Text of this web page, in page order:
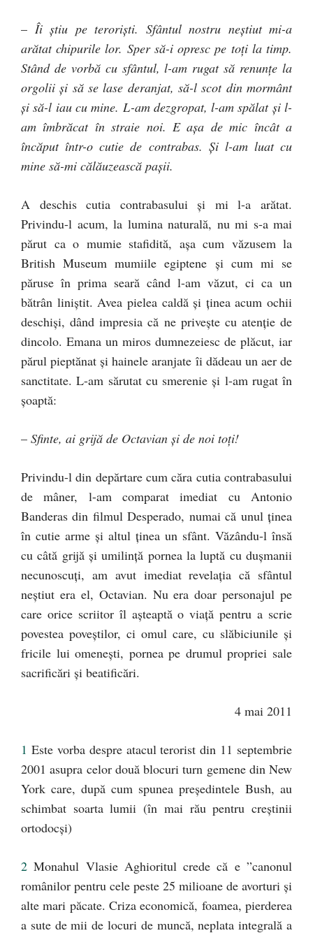
– Îi ştiu pe terorişti. Sfântul nostru neştiut mi-a
arătat chipurile lor. Sper să-i opresc pe toţi la timp.
Stând de vorbă cu sfântul, l-am rugat să renunţe la
orgolii şi să se lase deranjat, să-l scot din mormânt
şi să-l iau cu mine. L-am dezgropat, l-am spălat şi l-
am îmbrăcat în straie noi. E aşa de mic încât a
încăput într-o cutie de contrabas. Şi l-am luat cu
mine să-mi călăuzească paşii.
A deschis cutia contrabasului şi mi l-a arătat.
Privindu-l acum, la lumina naturală, nu mi s-a mai
părut ca o mumie stafidită, aşa cum văzusem la
British Museum mumiile egiptene şi cum mi se
păruse în prima seară când l-am văzut, ci ca un
bătrân liniştit. Avea pielea caldă şi ţinea acum ochii
deschişi, dând impresia că ne priveşte cu atenţie de
dincolo. Emana un miros dumnezeiesc de plăcut, iar
părul pieptănat şi hainele aranjate îi dădeau un aer de
sanctitate. L-am sărutat cu smerenie şi l-am rugat în
şoaptă:
– Sfinte, ai grijă de Octavian şi de noi toţi!
Privindu-l din depărtare cum căra cutia contrabasului
de mâner, l-am comparat imediat cu Antonio
Banderas din filmul Desperado, numai că unul ţinea
în cutie arme şi altul ţinea un sfânt. Văzându-l însă
cu câtă grijă şi umilinţă pornea la luptă cu duşmanii
necunoscuţi, am avut imediat revelaţia că sfântul
neştiut era el, Octavian. Nu era doar personajul pe
care orice scriitor îl aşteaptă o viaţă pentru a scrie
povestea poveştilor, ci omul care, cu slăbiciunile şi
fricile lui omeneşti, pornea pe drumul propriei sale
sacrificări şi beatificări.
4 mai 2011
1 Este vorba despre atacul terorist din 11 septembrie
2001 asupra celor două blocuri turn gemene din New
York care, după cum spunea preşedintele Bush, au
schimbat soarta lumii (în mai rău pentru creştinii
ortodocşi)
2 Monahul Vlasie Aghioritul crede că e ”canonul
românilor pentru cele peste 25 milioane de avorturi şi
alte mari păcate. Criza economică, foamea, pierderea
a sute de mii de locuri de muncă, neplata integrală a